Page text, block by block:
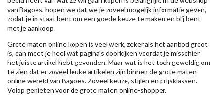
van Bagoes, hopen we dat we je zoveel mogelijk informatie geven,
zodat je in staat bent om een goede keuze te maken en blij bent
met je aankoop.
Grote maten online kopen is veel werk, zeker als het aanbod groot
is, dan moet je heel wat pagina's doorkijken voordat je misschien
het juiste artikel hebt gevonden. Maar wat is het toch geweldig om
te zien dat er zoveel leuke artikelen zijn binnen de grote maten
online wereld van Bagoes. Zoveel keuze, stijlen en prijsklassen.
Volop genieten voor de grote maten online-shopper.